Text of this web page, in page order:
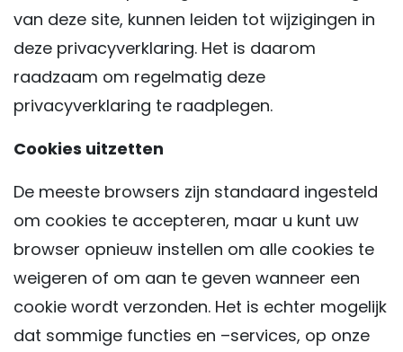
van deze site, kunnen leiden tot wijzigingen in
deze privacyverklaring. Het is daarom
raadzaam om regelmatig deze
privacyverklaring te raadplegen.
Cookies uitzetten
De meeste browsers zijn standaard ingesteld
om cookies te accepteren, maar u kunt uw
browser opnieuw instellen om alle cookies te
weigeren of om aan te geven wanneer een
cookie wordt verzonden. Het is echter mogelijk
dat sommige functies en –services, op onze